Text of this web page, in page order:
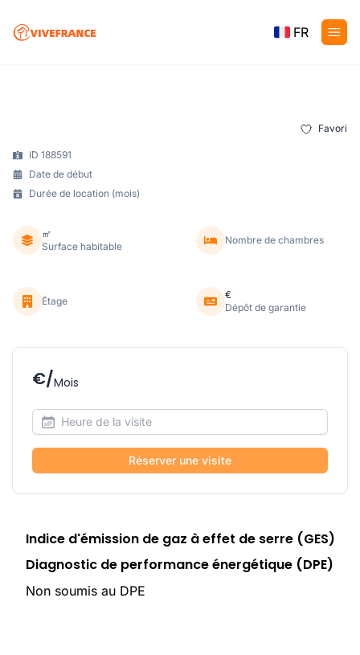
FR
Favori
ID 188591
Date de début
Durée de location (mois)
㎡
Surface habitable
Nombre de chambres
Étage
€
Dépôt de garantie
€/Mois
Réserver une visite
Indice d'émission de gaz à effet de serre (GES)
Diagnostic de performance énergétique (DPE)
Non soumis au DPE